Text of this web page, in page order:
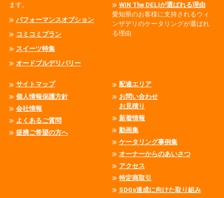
ます。
パフォーマンスオプション
コミコミプラン
スイーツ特集
オードブルデリバリー
WIN The DELIが選ばれる理由
愛知県のお客様に支持されるウィ
ンザデリのケータリングが選ばれ
る理由
サイトマップ
個人情報保護方針
会社情報
よくあるご質問
提携ご希望の方へ
配達エリア
お問い合わせ
お見積り
新着情報
動画集
ケータリング事例集
オーナーからのあいさつ
アクセス
特定商取引
SDGs達成に向けた取り組み